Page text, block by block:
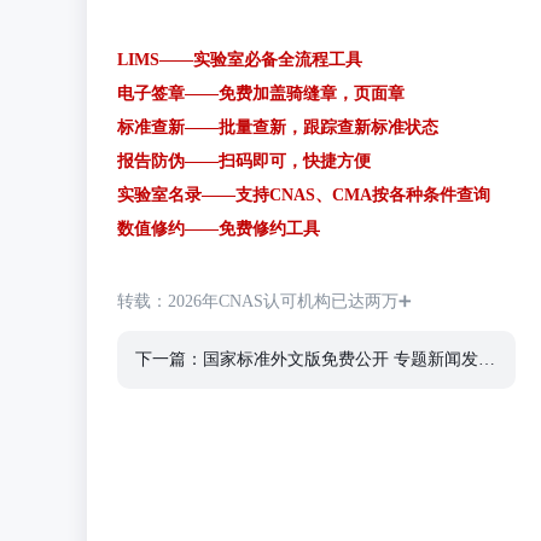
LIMS——实验室必备全流程工具
电子签章——免费加盖骑缝章，页面章
标准查新——批量查新，跟踪查新标准状态
报告防伪——扫码即可，快捷方便
实验室名录——支持CNAS、CMA按各种条件查询
数值修约——免费修约工具
转载： 2026年CNAS认可机构已达两万➕